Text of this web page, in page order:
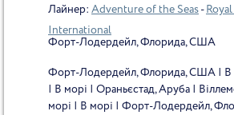
Лайнер: Adventure of the Seas-
International
Форт-Лодердейл, Флорида, США
Форт-Лодердейл, Флорида, США | В
| В морі | Ораньєстад, Аруба |
морі | В морі | Форт-Лодердейл,